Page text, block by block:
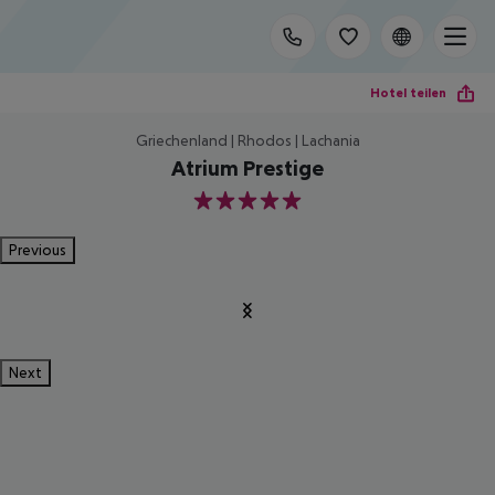
Hotel teilen
Griechenland | Rhodos | Lachania
Atrium Prestige
5
Previous
Next